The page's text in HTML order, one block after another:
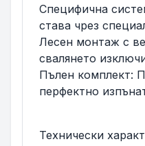
Специфична
става чрез
Лесен монтаж с
свалянето
Пълен комплект:
перфектно
Технически